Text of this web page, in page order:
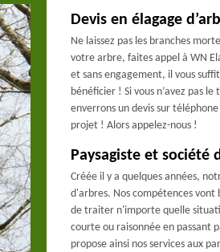
Devis en élagage
Ne laissez pas les branches
votre arbre, faites appel à WN
et sans engagement, il vous
bénéficier ! Si vous n’avez pas
enverrons un devis sur
projet ! Alors appelez-nous !
Paysagiste et société
Créée il y a quelques années,
d'arbres. Nos compétences vont
de traiter n'importe quelle
courte ou raisonnée en passant
propose ainsi nos services aux